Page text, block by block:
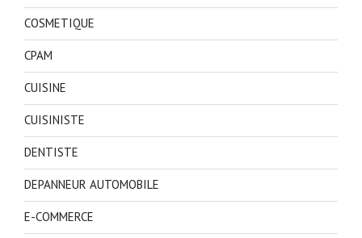
COSMETIQUE
CPAM
CUISINE
CUISINISTE
DENTISTE
DEPANNEUR AUTOMOBILE
E-COMMERCE